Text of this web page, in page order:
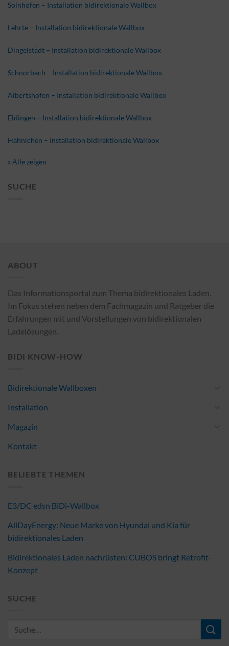
Solnhofen – Installation bidirektionale Wallbox
Lehrte – Installation bidirektionale Wallbox
Dingelstädt – Installation bidirektionale Wallbox
Schnorbach – Installation bidirektionale Wallbox
Albertshofen – Installation bidirektionale Wallbox
Eldingen – Installation bidirektionale Wallbox
Hähnichen – Installation bidirektionale Wallbox
» Alle zeigen
SUCHE
ABOUT
Das Informationsportal zum Thema bidirektionales Laden.
Im Fokus stehen neben dem Fachmagazin und Ratgeber die
Erfahrungen mit und Vorstellungen von bidirektionalen
Ladelösungen.
BIDI KNOW-HOW
Bidirektionale Wallboxen
Installation
Magazin
Kontakt
BELIEBTE THEMEN
E3/DC edsn BiDi-Wallbox
AllDayEnergy: Neue Marke von Hyundai und Kia für
bidirektionales Laden
Bidirektionales Laden nachrüsten: CUBOS bringt Retrofit-
Konzept
SUCHE